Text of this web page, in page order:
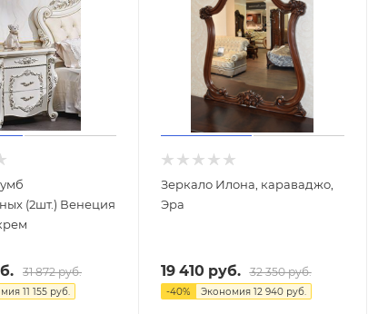
(2шт.) Венеция
31 872руб.
11 155 руб.
Зеркало Илона, караваджо,
Эра
19 410 руб. 32 350руб.
-40% Экономия 12 940руб.